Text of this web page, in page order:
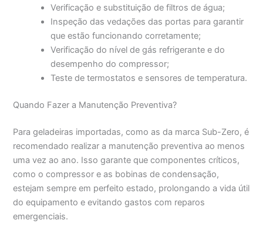
Verificação e substituição de filtros de água;
Inspeção das vedações das portas para garantir
que estão funcionando corretamente;
Verificação do nível de gás refrigerante e do
desempenho do compressor;
Teste de termostatos e sensores de temperatura.
Quando Fazer a Manutenção Preventiva?
Para geladeiras importadas, como as da marca Sub-Zero, é
recomendado realizar a manutenção preventiva ao menos
uma vez ao ano. Isso garante que componentes críticos,
como o compressor e as bobinas de condensação,
estejam sempre em perfeito estado, prolongando a vida útil
do equipamento e evitando gastos com reparos
emergenciais.